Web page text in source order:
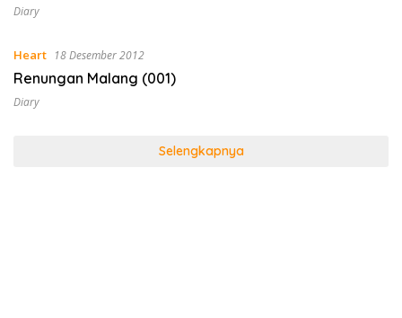
Diary
Heart 18 Desember 2012
Renungan Malang (001)
Diary
Selengkapnya